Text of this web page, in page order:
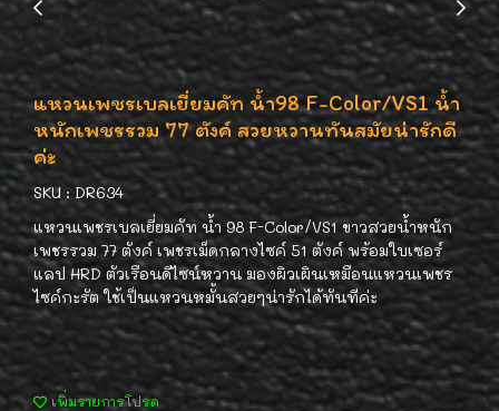
แหวนเพชรเบลเยี่ยมคัท น้ำ98 F-Color/VS1 น้ำ
หนักเพชรรวม 77 ตังค์ สวยหวานทันสมัยน่ารักดี
ค่ะ
SKU : DR634
แหวนเพชรเบลเยี่ยมคัท น้ำ 98 F-Color/VS1 ขาวสวยน้ำหนัก
เพชรรวม 77 ตังค์ เพชรเม็ดกลางไซค์ 51 ตังค์ พร้อมใบเซอร์
แลป HRD ตัวเรือนดีไซน์หวาน มองผิวเผินเหมือนแหวนเพชร
ไซค์กะรัต ใช้เป็นแหวนหมั้นสวยๆน่ารักได้ทันทีค่ะ
เพิ่มรายการโปรด